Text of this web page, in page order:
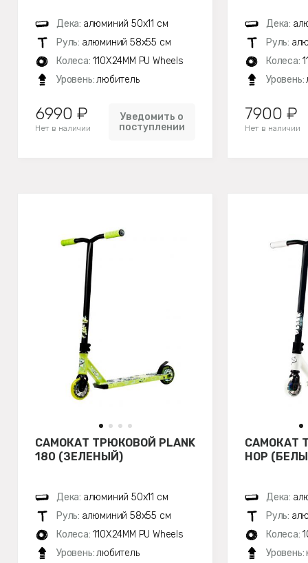
Дека: алюминий 50х11 см
Руль: алюминий 58х55 см
Колеса: 110X24MM PU Wheels
Уровень:любитель
6990 ₽
Нет в наличии
Уведомить о
поступлении
Дека:
Руль:
Колеса:
Уровень:
7900 ₽
Нет в наличии
САМОКАТ ТРЮКОВОЙ PLANK
180 (ЗЕЛЕНЫЙ)
Дека: алюминий 50х11 см
Руль: алюминий 58х55 см
Колеса: 110X24MM PU Wheels
Уровень:любитель
САМОКАТ
HOP
Дека:
Руль:
Колеса:
Уровень: